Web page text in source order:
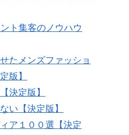
ト集客のノウハウ
たメンズファッショ
版】
決定版】
い【決定版】
ア１００選【決定